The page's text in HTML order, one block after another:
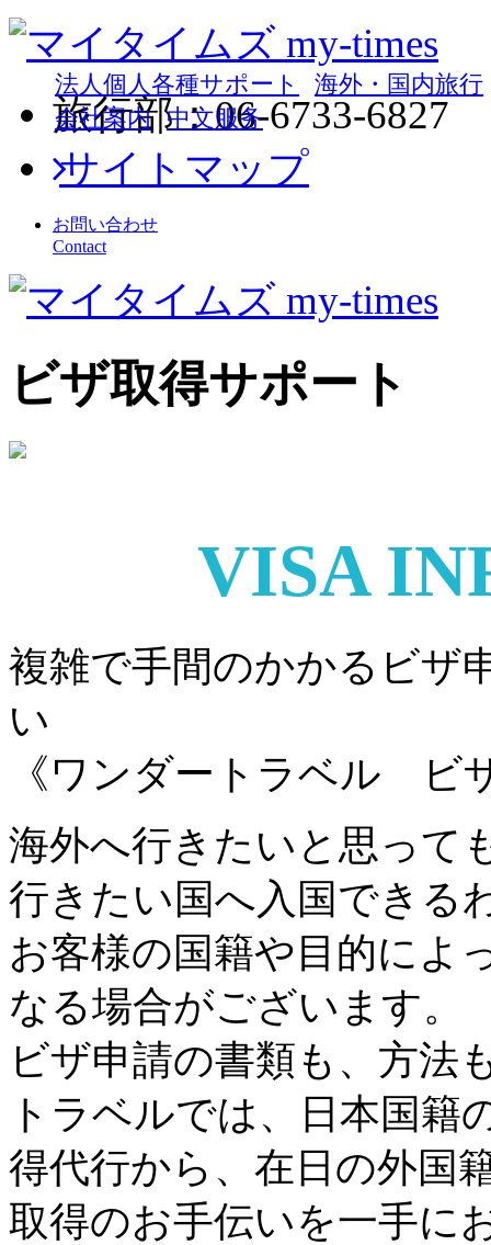
旅行部：06-6733-
サイトマップ
法人個人各種サポート
海外・国内旅行
会社案内 中文服务
お問い合わせ
Contact
ビザ取得サポート
VISA
複雑で手間のかかるビザ
い
《ワンダートラベル ビ
海外へ行きたいと思って
行きたい国へ入国できる
お客様の国籍や目的によ
なる場合がございます。
ビザ申請の書類も、方法
トラベルでは、日本国籍
得代行から、在日の外国
取得のお手伝いを一手に